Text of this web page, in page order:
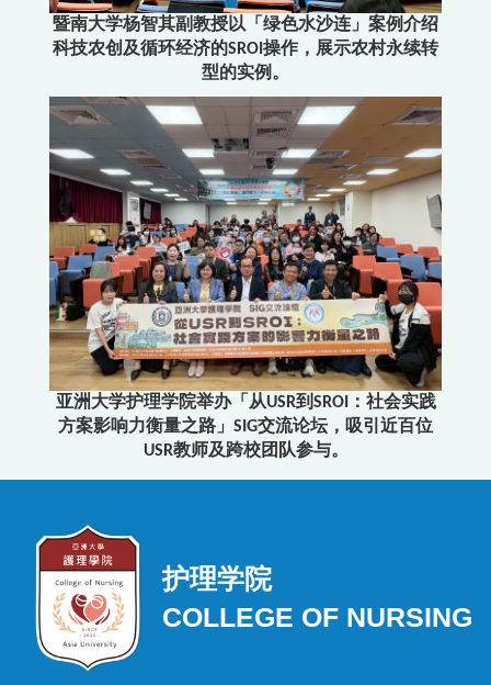
暨南大学杨智其副教授以「绿色水沙连」案例介绍
科技农创及循环经济的SROI操作，展示农村永续转
型的实例。
亚洲大学护理学院举办「从USR到SROI：社会实践
方案影响力衡量之路」SIG交流论坛，吸引近百位
USR教师及跨校团队参与。
护理学院
COLLEGE OF NURSING